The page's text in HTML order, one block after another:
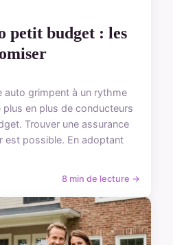
petit budget : les
auto grimpent à un rythme
en plus de conducteurs
Trouver une assurance
est possible. En adoptant
8 min de lecture →